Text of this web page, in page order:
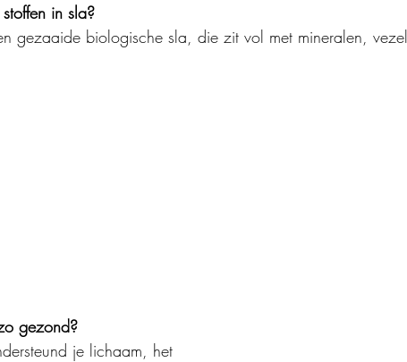
in sla?
gezaaide biologische sla, die zit vol met mineralen,
gezond?
je lichaam, het